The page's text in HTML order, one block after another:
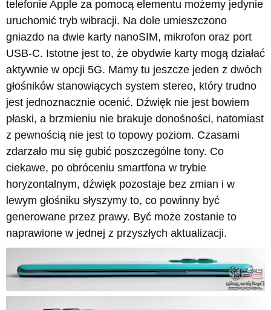
telefonie Apple za pomocą elementu możemy jedynie
uruchomić tryb wibracji. Na dole umieszczono
gniazdo na dwie karty nanoSIM, mikrofon oraz port
USB-C. Istotne jest to, że obydwie karty mogą działać
aktywnie w opcji 5G. Mamy tu jeszcze jeden z dwóch
głośników stanowiących system stereo, który trudno
jest jednoznacznie ocenić. Dźwięk nie jest bowiem
płaski, a brzmieniu nie brakuje donośności, natomiast
z pewnością nie jest to topowy poziom. Czasami
zdarzało mu się gubić poszczególne tony. Co
ciekawe, po obróceniu smartfona w trybie
horyzontalnym, dźwięk pozostaje bez zmian i w
lewym głośniku słyszymy to, co powinny być
generowane przez prawy. Być może zostanie to
naprawione w jednej z przyszłych aktualizacji.